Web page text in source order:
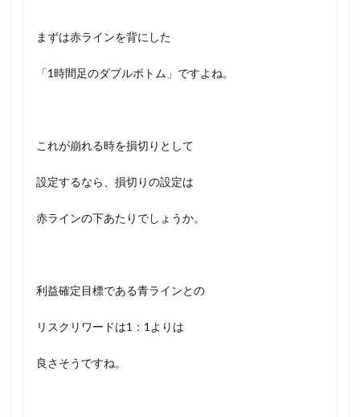
まずは赤ラインを背にした
「1時間足のダブルボトム」ですよね。
これが崩れる時を損切りとして
設定するなら、損切りの設定は
赤ラインの下あたりでしょうか。
利益確定目標である青ラインとの
リスクリワードは1：1よりは
良さそうですね。